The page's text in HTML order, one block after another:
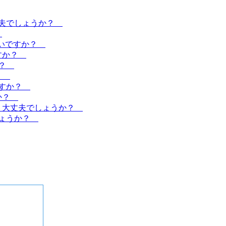
でしょうか？
ですか？
か？
？
か？
？
大丈夫でしょうか？
うか？